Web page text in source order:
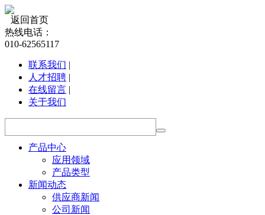
返回首页
热线电话：
010-62565117
联系我们 |
人才招聘 |
在线留言 |
关于我们
产品中心
应用领域
产品类型
新闻动态
供应商新闻
公司新闻